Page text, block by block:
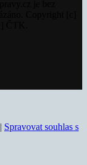
Spravovat souhlas s